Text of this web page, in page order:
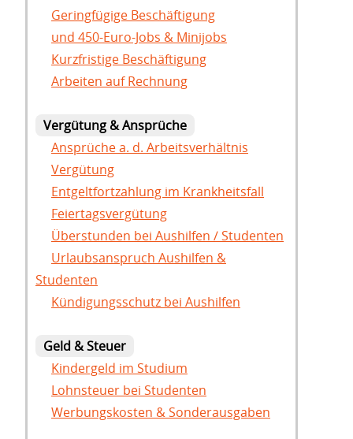
Geringfügige Beschäftigung
und 450-Euro-Jobs & Minijobs
Kurzfristige Beschäftigung
Arbeiten auf Rechnung
Vergütung & Ansprüche
Ansprüche a. d. Arbeitsverhältnis
Vergütung
Entgeltfortzahlung im Krankheitsfall
Feiertagsvergütung
Überstunden bei Aushilfen / Studenten
Urlaubsanspruch Aushilfen &
Studenten
Kündigungsschutz bei Aushilfen
Geld & Steuer
Kindergeld im Studium
Lohnsteuer bei Studenten
Werbungskosten & Sonderausgaben